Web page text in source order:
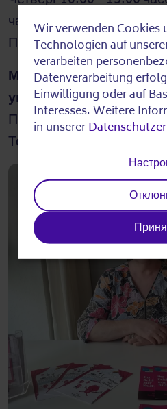
часов
Пятница 10:00 - 16:00
Многоязычный
украинский):
Понедельник - пятница
Телефон:
Use
of
personal
data
and
Wir verwenden Cookies
Technologien auf
verarbeiten
Datenverarbeitung
Einwilligung oder auf
Interesses. Weitere
in unserer